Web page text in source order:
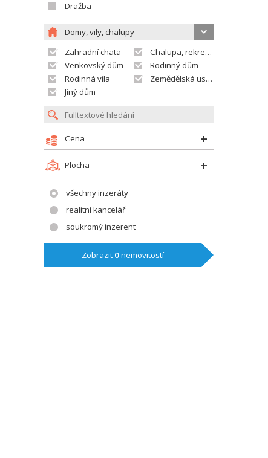
Dražba
Domy, vily, chalupy
Zahradní chata
Chalupa, rekreační domek
Venkovský dům
Rodinný dům
Rodinná vila
Zemědělská usedlost
Jiný dům
Cena
Plocha
všechny inzeráty
realitní kancelář
soukromý inzerent
Zobrazit 0nemovitostí